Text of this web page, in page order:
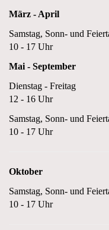
März - April
Samstag, Sonn- und
10 - 17 Uhr
Mai - September
Dienstag - Freitag
12 - 16 Uhr
Samstag, Sonn- und
10 - 17 Uhr
Oktober
Samstag, Sonn- und
10 - 17 Uhr